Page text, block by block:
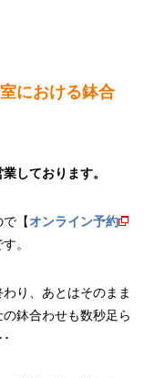
における鉢合
しております。
【オンライン予約
。
り、あとはそのまま
鉢合わせも数秒足ら